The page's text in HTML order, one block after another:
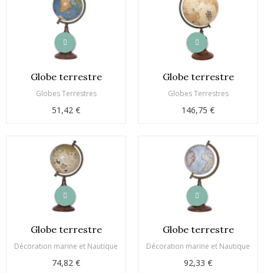
Globe terrestre
Globes Terrestres
51,42 €
Globe terrestre
Globes Terrestres
146,75 €
Globe terrestre
Décoration marine et Nautique
74,82 €
Globe terrestre
Décoration marine et Nautique
92,33 €